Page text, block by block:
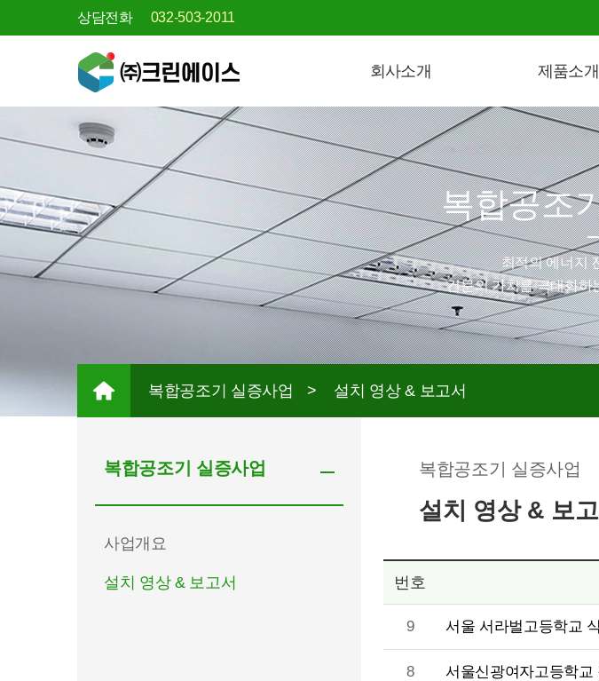
상담전화 032-503-2011
회사소개 제품소개
복합공조
최적의 에너지
건문의 가치를 극대화하
복합공조기 실증사업 > 설치 영상 & 보고서
복합공조기 실증사업
설치 영상 & 보
번호
9 서울 서라벌고등학교
8 서울신광여자고등학교
복합공조기 실증사업
사업개요
설치 영상 & 보고서